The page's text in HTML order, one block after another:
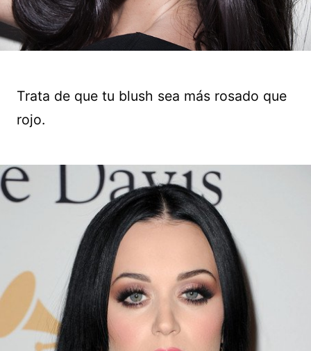
Trata de que tu blush sea más rosado que
rojo.